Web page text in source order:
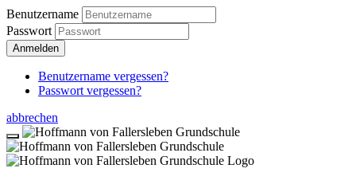
Benutzername
Passwort
Anmelden
Benutzername vergessen?
Passwort vergessen?
abbrechen